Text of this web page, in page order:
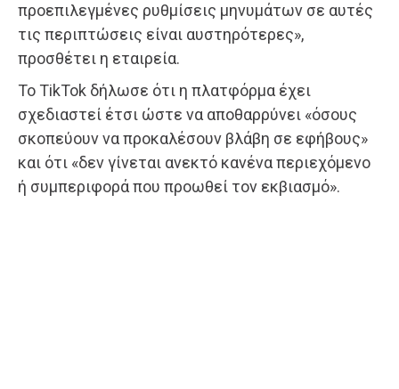
προεπιλεγμένες ρυθμίσεις μηνυμάτων σε αυτές
τις περιπτώσεις είναι αυστηρότερες»,
προσθέτει η εταιρεία.
Το TikTok δήλωσε ότι η πλατφόρμα έχει
σχεδιαστεί έτσι ώστε να αποθαρρύνει «όσους
σκοπεύουν να προκαλέσουν βλάβη σε εφήβους»
και ότι «δεν γίνεται ανεκτό κανένα περιεχόμενο
ή συμπεριφορά που προωθεί τον εκβιασμό».